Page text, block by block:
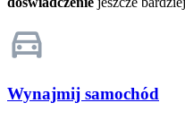
Wynajmij samochód